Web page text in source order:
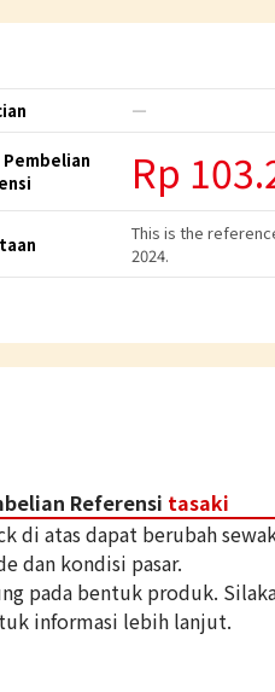
―
Pembelian
Rp
This is the
2024.
Referensi tasaki
di atas dapat berubah
dan kondisi pasar.
pada bentuk produk.
informasi lebih lanjut.